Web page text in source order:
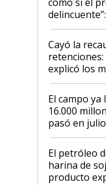
al
habló del
Cayó la
explicó los
El campo ya
16.000
pasó en julio
El petróleo
harina de
producto